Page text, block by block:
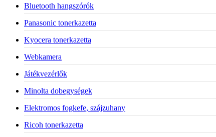
Bluetooth hangszórók
Panasonic tonerkazetta
Kyocera tonerkazetta
Webkamera
Játékvezérlők
Minolta dobegységek
Elektromos fogkefe, szájzuhany
Ricoh tonerkazetta